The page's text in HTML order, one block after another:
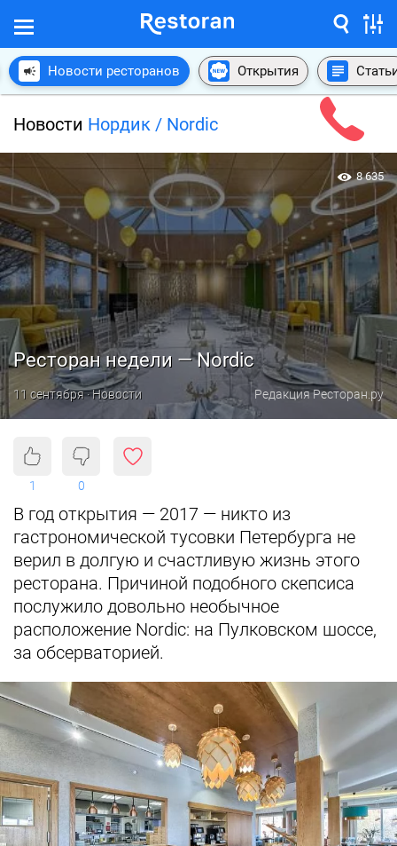
Новости ресторанов Открытия
Новости Нордик / Nordic
Ресторан недели — Nordic
11 сентября · Новости Редакция Ресторан.ру
8 635
1 0
В год открытия — 2017 — никто из
гастрономической тусовки Петербурга не
верил в долгую и счастливую жизнь этого
ресторана. Причиной подобного скепсиса
послужило довольно необычное
расположение Nordic: на Пулковском шоссе,
за обсерваторией.